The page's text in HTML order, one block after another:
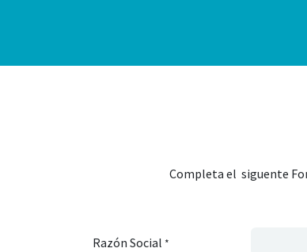
Completa el siguente
Razón Social *